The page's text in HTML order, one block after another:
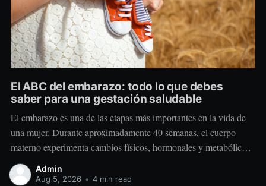
El ABC del embarazo: todo lo que debes
saber para una gestación saludable
El embarazo es una de las etapas más importantes en la vida de
una mujer. Durante aproximadamente 40 semanas, el cuerpo
materno experimenta cambios físicos, hormonales y metabólicos
extraordinarios para crear y sostener una nueva vida. Más allá de
“comer por dos”, el embarazo requiere comer mejor, nutrir
Admin
Aug 5, 2026 • 4 min read